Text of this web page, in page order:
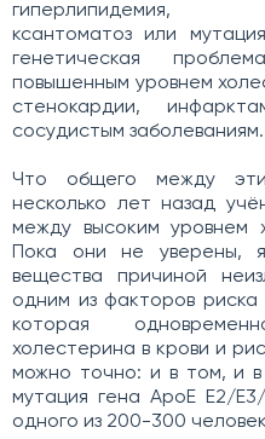
гиперлипидемия,
ксантоматоз или
генетическая
повышенным уровнем
стенокардии,
сосудистым заболеваниям.
Что общего между
несколько лет назад
между высоким уровнем
Пока они не уверены,
вещества причиной
одним из факторов риска
которая
холестерина в крови и
можно точно: и в том, и в
мутация гена ApoE E2/
одного из 200-300